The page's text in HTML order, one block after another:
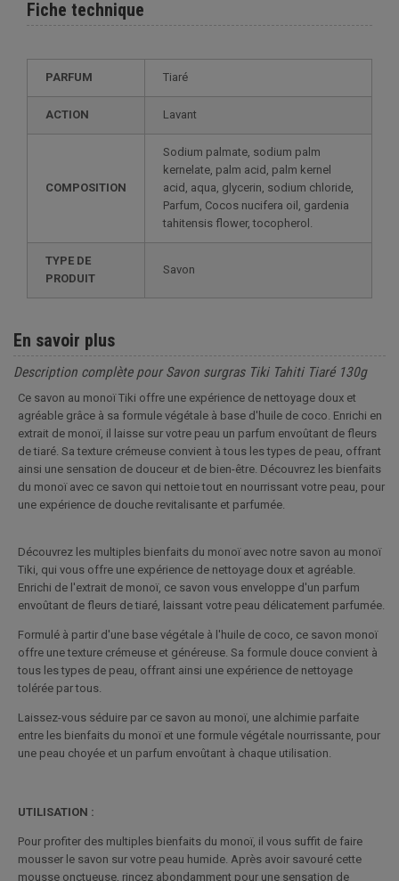
Fiche technique
PARFUM Tiaré
ACTION Lavant
COMPOSITION
Sodium palmate, sodium palm
kernelate, palm acid, palm kernel
acid, aqua, glycerin, sodium chloride,
Parfum, Cocos nucifera oil, gardenia
tahitensis flower, tocopherol.
TYPE DE
PRODUIT
Savon
En savoir plus
Description complète pour Savon surgras Tiki Tahiti Tiaré 130g
Ce savon au monoï Tiki offre une expérience de nettoyage doux et
agréable grâce à sa formule végétale à base d'huile de coco. Enrichi en
extrait de monoï, il laisse sur votre peau un parfum envoûtant de fleurs
de tiaré. Sa texture crémeuse convient à tous les types de peau, offrant
ainsi une sensation de douceur et de bien-être. Découvrez les bienfaits
du monoï avec ce savon qui nettoie tout en nourrissant votre peau, pour
une expérience de douche revitalisante et parfumée.
Découvrez les multiples bienfaits du monoï avec notre savon au monoï
Tiki, qui vous offre une expérience de nettoyage doux et agréable.
Enrichi de l'extrait de monoï, ce savon vous enveloppe d'un parfum
envoûtant de fleurs de tiaré, laissant votre peau délicatement parfumée.
Formulé à partir d'une base végétale à l'huile de coco, ce savon monoï
offre une texture crémeuse et généreuse. Sa formule douce convient à
tous les types de peau, offrant ainsi une expérience de nettoyage
tolérée par tous.
Laissez-vous séduire par ce savon au monoï, une alchimie parfaite
entre les bienfaits du monoï et une formule végétale nourrissante, pour
une peau choyée et un parfum envoûtant à chaque utilisation.
UTILISATION :
Pour profiter des multiples bienfaits du monoï, il vous suffit de faire
mousser le savon sur votre peau humide. Après avoir savouré cette
mousse onctueuse, rincez abondamment pour une sensation de